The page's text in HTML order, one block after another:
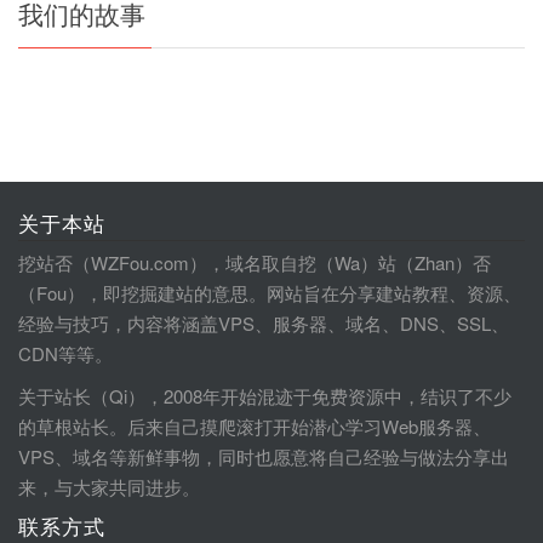
我们的故事
关于本站
挖站否（WZFou.com），域名取自挖（Wa）站（Zhan）否
（Fou），即挖掘建站的意思。网站旨在分享建站教程、资源、
经验与技巧，内容将涵盖VPS、服务器、域名、DNS、SSL、
CDN等等。
关于站长（Qi），2008年开始混迹于免费资源中，结识了不少
的草根站长。后来自己摸爬滚打开始潜心学习Web服务器、
VPS、域名等新鲜事物，同时也愿意将自己经验与做法分享出
来，与大家共同进步。
联系方式